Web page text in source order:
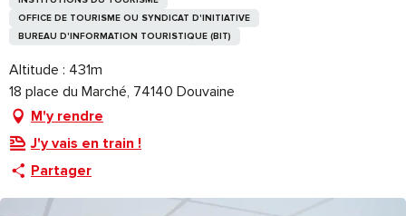
OFFICE DE TOURISME OU SYNDICAT D'INITIATIVE
BUREAU D'INFORMATION TOURISTIQUE (BIT)
Altitude : 431m
18 place du Marché, 74140 Douvaine
M'y rendre
J'y vais en train !
Partager